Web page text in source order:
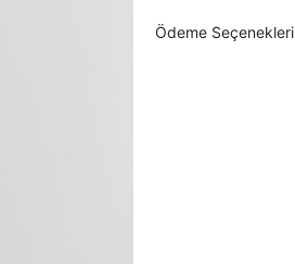
Ödeme Seçenekleri